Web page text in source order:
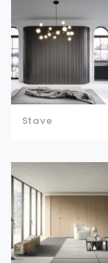
Stave